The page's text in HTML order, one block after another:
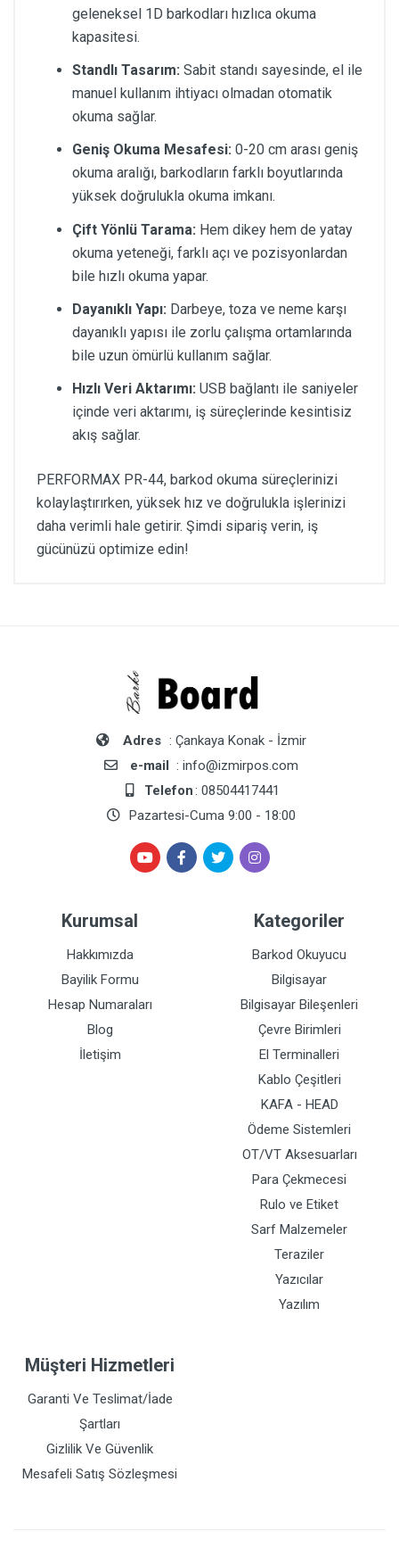
geleneksel 1D barkodları hızlıca okuma
kapasitesi.
Standlı Tasarım: Sabit standı sayesinde, el ile
manuel kullanım ihtiyacı olmadan otomatik
okuma sağlar.
Geniş Okuma Mesafesi: 0-20 cm arası geniş
okuma aralığı, barkodların farklı boyutlarında
yüksek doğrulukla okuma imkanı.
Çift Yönlü Tarama: Hem dikey hem de yatay
okuma yeteneği, farklı açı ve pozisyonlardan
bile hızlı okuma yapar.
Dayanıklı Yapı: Darbeye, toza ve neme karşı
dayanıklı yapısı ile zorlu çalışma ortamlarında
bile uzun ömürlü kullanım sağlar.
Hızlı Veri Aktarımı: USB bağlantı ile saniyeler
içinde veri aktarımı, iş süreçlerinde kesintisiz
akış sağlar.
PERFORMAX PR-44, barkod okuma süreçlerinizi
kolaylaştırırken, yüksek hız ve doğrulukla işlerinizi
daha verimli hale getirir. Şimdi sipariş verin, iş
gücünüzü optimize edin!
Adres : Çankaya Konak - İzmir
e-mail : info@izmirpos.com
Telefon: 08504417441
Pazartesi-Cuma 9:00 - 18:00
Kurumsal
Hakkımızda
Bayilik Formu
Hesap Numaraları
Blog
İletişim
Kategoriler
Barkod Okuyucu
Bilgisayar
Bilgisayar Bileşenleri
Çevre Birimleri
El Terminalleri
Kablo Çeşitleri
KAFA - HEAD
Ödeme Sistemleri
OT/VT Aksesuarları
Para Çekmecesi
Rulo ve Etiket
Sarf Malzemeler
Teraziler
Yazıcılar
Yazılım
Müşteri Hizmetleri
Garanti Ve Teslimat/İade
Şartları
Gizlilik Ve Güvenlik
Mesafeli Satış Sözleşmesi